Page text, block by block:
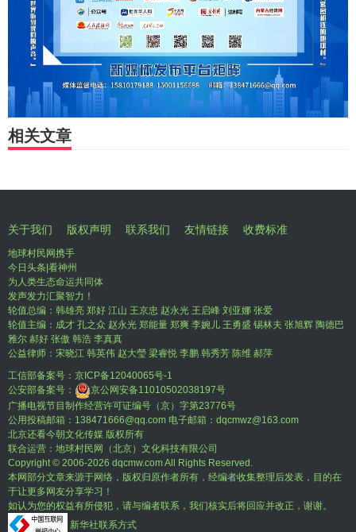
相关文章
关于我们 版权声明 联系我们 友情链接 收费标准
地球村民网携手
今日头条|看神州
为人类生态命运共同体
发声发力汇聚智力！
轮值总编：韩雄亮 郑好 江山 王京忠 赵永光 王启峰 刘亚娜 张爱
轮值主编：成才 孔之众 赵永光 郑能量 郑爽 李婉儿 王勇盛 锡林夫 张旭辉 陶德巴
雅尔 郝好 张傲 韩浩 李真真
公益律师：宋晓江 韩英伟 赵大瑩 梁睿悦 李鹏 韩秀芳 陈维 郝萍
工信部备案号： 京ICP备12040065号-1
公安部备案号：
京公网安备11010502038197号
广播电视节目制作经营许可证编号（京）字第23776号
公用投稿邮箱：138471666@qq.com 电子邮箱：dqcmwz@163.com
北京还看今朝文化传媒 版权所有
联合运营：地球村民网（北京）文化科技有限公司
Copyright © 2006-2026 dqcmw.com All Rights Reserved.
本网部分文章来源于网络，版权归原作者所有，经编者收集整理后发表，目的在
于让更多网友分享学习！
如认为您的权益有所侵犯，请与编者联系，我们核实后将回应并改正，谢谢。
新华社联系方式